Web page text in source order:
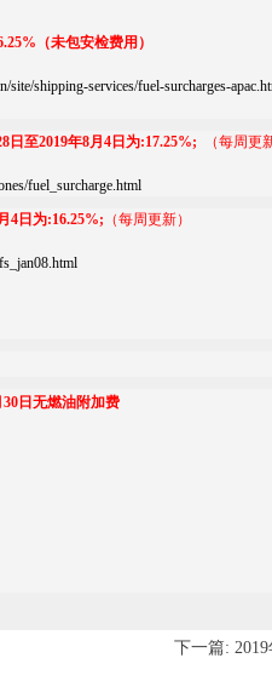
（未包安检费用）
site/shipping-services/fuel-surcharges-
日至2019年8月4日为:17.25%; （每周更
fuel_surcharge.html
4日为:16.25%; （每周更新）
30日无燃油附加费
下一篇: